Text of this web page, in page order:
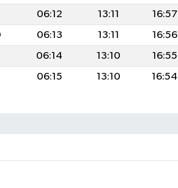
06:12 13:11 16:57
06:13 13:11 16:56
06:14 13:10 16:55
06:15 13:10 16:54